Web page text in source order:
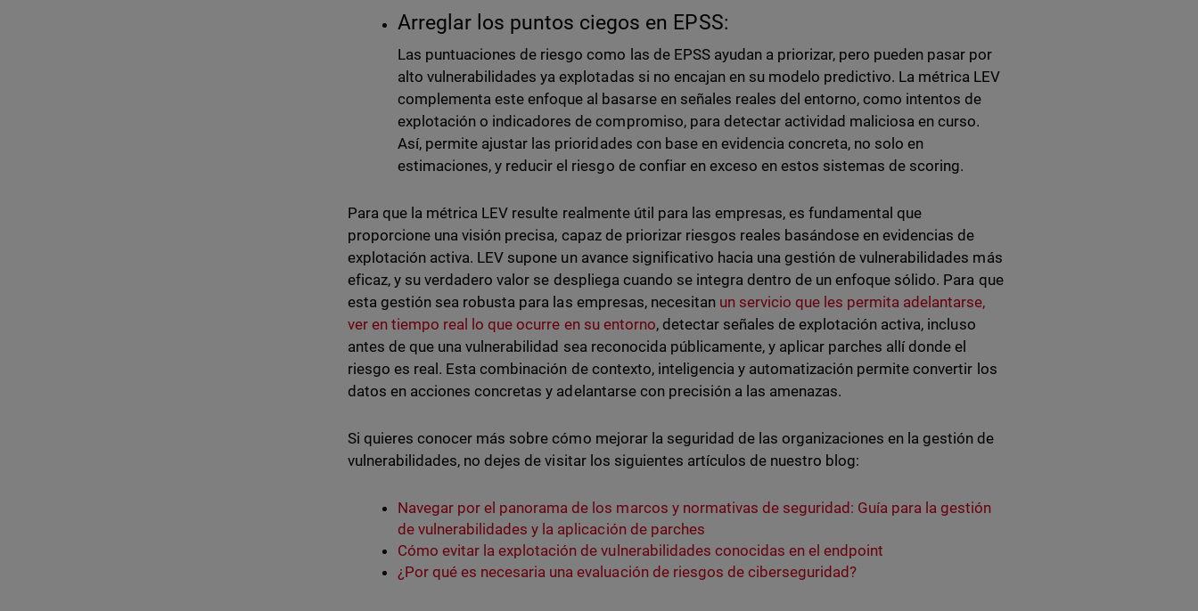
Arreglar los puntos ciegos en EPSS:
Las puntuaciones de riesgo como las de EPSS ayudan a priorizar, pero pueden pasar por
alto vulnerabilidades ya explotadas si no encajan en su modelo predictivo. La métrica LEV
complementa este enfoque al basarse en señales reales del entorno, como intentos de
explotación o indicadores de compromiso, para detectar actividad maliciosa en curso.
Así, permite ajustar las prioridades con base en evidencia concreta, no solo en
estimaciones, y reducir el riesgo de confiar en exceso en estos sistemas de scoring.
Para que la métrica LEV resulte realmente útil para las empresas, es fundamental que
proporcione una visión precisa, capaz de priorizar riesgos reales basándose en evidencias de
explotación activa. LEV supone un avance significativo hacia una gestión de vulnerabilidades más
eficaz, y su verdadero valor se despliega cuando se integra dentro de un enfoque sólido. Para que
esta gestión sea robusta para las empresas, necesitan un servicio que les permita adelantarse,
ver en tiempo real lo que ocurre en su entorno, detectar señales de explotación activa, incluso
antes de que una vulnerabilidad sea reconocida públicamente, y aplicar parches allí donde el
riesgo es real. Esta combinación de contexto, inteligencia y automatización permite convertir los
datos en acciones concretas y adelantarse con precisión a las amenazas.
Si quieres conocer más sobre cómo mejorar la seguridad de las organizaciones en la gestión de
vulnerabilidades, no dejes de visitar los siguientes artículos de nuestro blog:
Navegar por el panorama de los marcos y normativas de seguridad: Guía para la gestión
de vulnerabilidades y la aplicación de parches
Cómo evitar la explotación de vulnerabilidades conocidas en el endpoint
¿Por qué es necesaria una evaluación de riesgos de ciberseguridad?